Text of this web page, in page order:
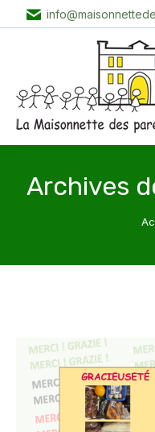
Archives